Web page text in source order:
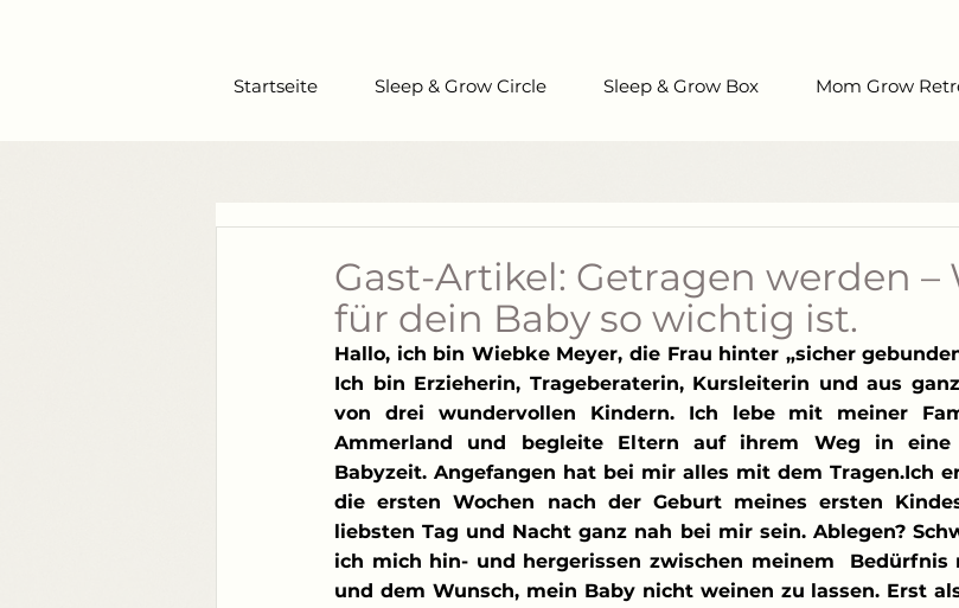
Startseite Sleep & Grow Circle Sleep & Grow Box Mom Grow
Gast-Artikel: Getragen werden –
für dein Baby so wichtig ist.
Hallo, ich bin Wiebke Meyer, die Frau hinter „sicher
Ich bin Erzieherin, Trageberaterin, Kursleiterin und aus
von drei wundervollen Kindern. Ich lebe mit meiner
Ammerland und begleite Eltern auf ihrem Weg in
Babyzeit. Angefangen hat bei mir alles mit dem Tragen.Ich
die ersten Wochen nach der Geburt meines ersten
liebsten Tag und Nacht ganz nah bei mir sein. Ablegen?
ich mich hin- und hergerissen zwischen meinem  Bedürfnis
und dem Wunsch, mein Baby nicht weinen zu lassen. Erst